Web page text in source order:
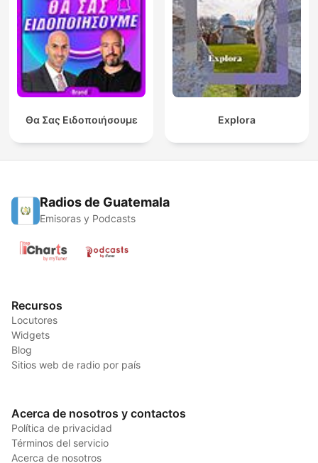
Θα Σας Ειδοποιήσουμε Explora
Radios de Guatemala
Emisoras y Podcasts
Recursos
Locutores
Widgets
Blog
Sitios web de radio por país
Acerca de nosotros y contactos
Política de privacidad
Términos del servicio
Acerca de nosotros